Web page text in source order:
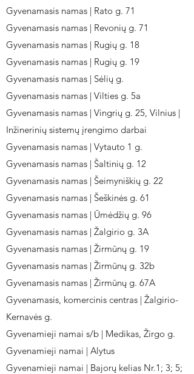
Gyvenamasis namas | Rato g. 71
Gyvenamasis namas | Revonių g. 71
Gyvenamasis namas | Rugių g. 18
Gyvenamasis namas | Rugių g. 19
Gyvenamasis namas | Sėlių g.
Gyvenamasis namas | Vilties g. 5a
Gyvenamasis namas | Vingrių g. 25, Vilnius |
Inžinerinių sistemų įrengimo darbai
Gyvenamasis namas | Vytauto 1 g.
Gyvenamasis namas | Šaltinių g. 12
Gyvenamasis namas | Šeimyniškių g. 22
Gyvenamasis namas | Šeškinės g. 61
Gyvenamasis namas | Ūmėdžių g. 96
Gyvenamasis namas | Žalgirio g. 3A
Gyvenamasis namas | Žirmūnų g. 19
Gyvenamasis namas | Žirmūnų g. 32b
Gyvenamasis namas | Žirmūnų g. 67A
Gyvenamasis, komercinis centras | Žalgirio-
Kernavės g.
Gyvenamieji namai s/b | Medikas, Žirgo g.
Gyvenamieji namai | Alytus
Gyvenamieji namai | Bajorų kelias Nr.1; 3; 5;